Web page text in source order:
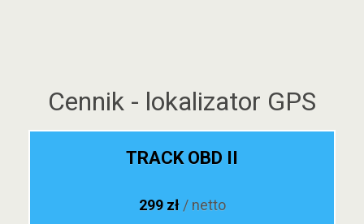
Cennik - lokalizator GPS
TRACK OBD II
299 zł / netto